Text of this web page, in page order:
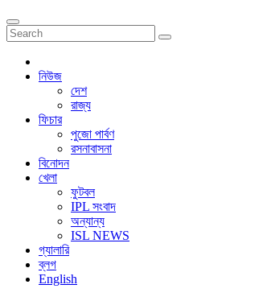
নিউজ
দেশ
রাজ্য
ফিচার
পুজো পার্বণ
রসনাবাসনা
বিনোদন
খেলা
ফুটবল
IPL সংবাদ
অন্যান্য
ISL NEWS
গ্যালারি
ব্লগ
English